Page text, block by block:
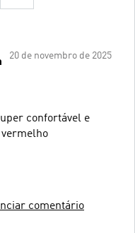
20 de novembro de 2025
confortável e
vermelho
comentário